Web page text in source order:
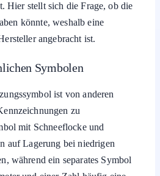
Hier stellt sich die Frage, ob die
könnte, weshalb eine
angebracht ist.
Symbolen
ist von anderen
zu
mit Schneeflocke und
auf Lagerung bei niedrigen
während ein separates Symbol